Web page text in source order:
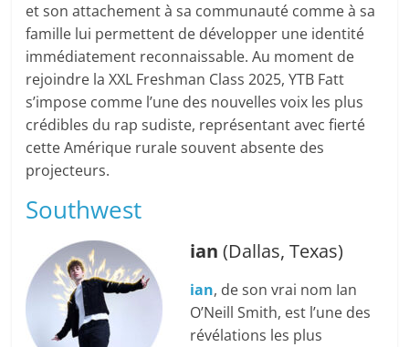
et son attachement à sa communauté comme à sa
famille lui permettent de développer une identité
immédiatement reconnaissable. Au moment de
rejoindre la XXL Freshman Class 2025, YTB Fatt
s’impose comme l’une des nouvelles voix les plus
crédibles du rap sudiste, représentant avec fierté
cette Amérique rurale souvent absente des
projecteurs.
Southwest
ian (Dallas, Texas)
ian, de son vrai nom Ian
O’Neill Smith, est l’une des
révélations les plus